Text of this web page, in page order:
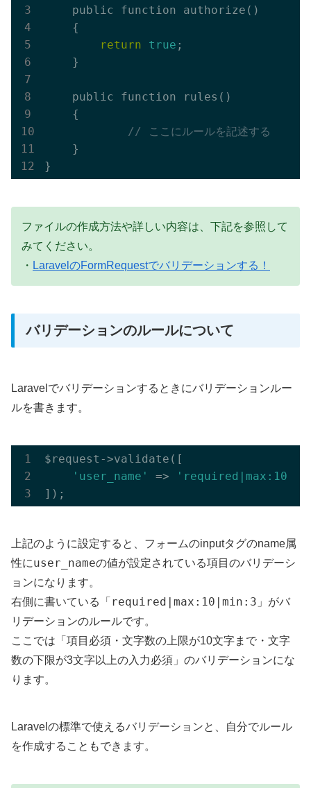
    public function authorize()
    {
return
true ;
    }
    public function rules()
    {
// ここにルールを記述する
    }
ファイルの作成方法や詳しい内容は、下記を参照して
みてください。
・ LaravelのFormRequestでバリデーションする！
バリデーションのルールについて
Laravelでバリデーションするときにバリデーションルー
ルを書きます。
$request->validate([
'user_name'
=>
上記のように設定すると、フォームのinputタグのname属
性にuser_nameの値が設定されている項目のバリデーシ
ョンになります。
右側に書いている「 required|max:10|min:3 」がバ
リデーションのルールです。
ここでは「項目必須・文字数の上限が10文字まで・文字
数の下限が3文字以上の入力必須」のバリデーションにな
ります。
Laravelの標準で使えるバリデーションと、自分でルール
を作成することもできます。